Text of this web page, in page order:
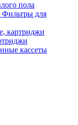
пола
Фильтры для
картриджи
кассеты